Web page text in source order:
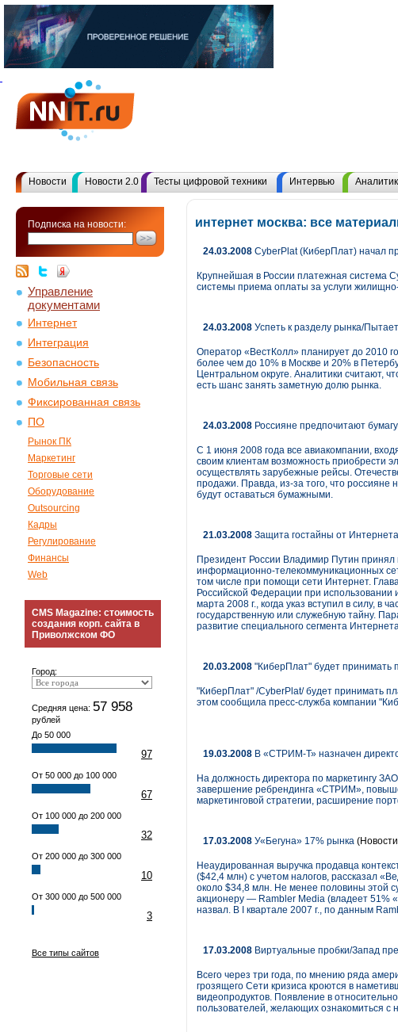
Новости Новости 2.0 Тесты цифровой техники Интервью
Подписка на новости:
Управление
документами
Интернет
Интеграция
Безопасность
Мобильная связь
Фиксированная связь
ПО
Рынок ПК
Маркетинг
Торговые сети
Оборудование
Outsourcing
Кадры
Регулирование
Финансы
Web
CMS Magazine: стоимость
создания корп. сайта в
Приволжском ФО
Город:
Средняя цена: 57 958
рублей
До 50 000
97
От 50 000 до 100 000
67
От 100 000 до 200 000
32
От 200 000 до 300 000
10
От 300 000 до 500 000
3
Все типы сайтов
интернет москва: все
24.03.2008 CyberPlat (КиберПлат) начал
Крупнейшая в России платежная система
системы приема оплаты за услуги
24.03.2008 Успеть к разделу рынка/
Оператор «ВестКолл» планирует до 2010
более чем до 10% в Москве и 20% в
Центральном округе. Аналитики считают,
есть шанс занять заметную долю рынка.
24.03.2008 Россияне предпочитают
С 1 июня 2008 года все авиакомпании,
своим клиентам возможность приобрести
осуществлять зарубежные рейсы.
продажи. Правда, из-за того, что
будут оставаться бумажными.
21.03.2008 Защита гостайны от Интернета
Президент России Владимир Путин
информационно-телекоммуникационных
том числе при помощи сети Интернет.
Российской Федерации при
марта 2008 г., когда указ вступил в силу,
государственную или служебную тайну.
развитие специального сегмента
20.03.2008 "КиберПлат" будет принимать
"КиберПлат" /CyberPlat/ будет принимать
этом сообщила пресс-служба компании
19.03.2008 В «СТРИМ-Т» назначен
На должность директора по маркетингу
завершение ребрендинга «СТРИМ»,
маркетинговой стратегии, расширение
17.03.2008 У«Бегуна» 17% рынка
Неаудированная выручка продавца
($42,4 млн) с учетом налогов, рассказал
около $34,8 млн. Не менее половины этой
акционеру — Rambler Media (владеет 51%
назвал. В I квартале 2007 г., по данным
17.03.2008 Виртуальные пробки/Запад
Всего через три года, по мнению ряда
грозящего Сети кризиса кроются в
видеопродуктов. Появление в
пользователей, желающих ознакомиться с